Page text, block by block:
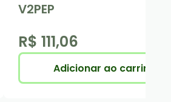
V2PEP
R$ 111,06
Adicionar ao carrinho